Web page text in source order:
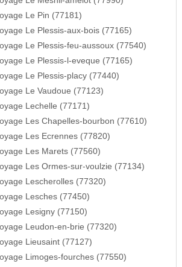
Le Pin (77181)
Le Plessis-aux-bois (77165)
Le Plessis-feu-aussoux (77540)
Le Plessis-l-eveque (77165)
Le Plessis-placy (77440)
Le Vaudoue (77123)
Lechelle (77171)
Les Chapelles-bourbon (77610)
Les Ecrennes (77820)
Les Marets (77560)
Les Ormes-sur-voulzie (77134)
Lescherolles (77320)
Lesches (77450)
Lesigny (77150)
Leudon-en-brie (77320)
Lieusaint (77127)
Limoges-fourches (77550)